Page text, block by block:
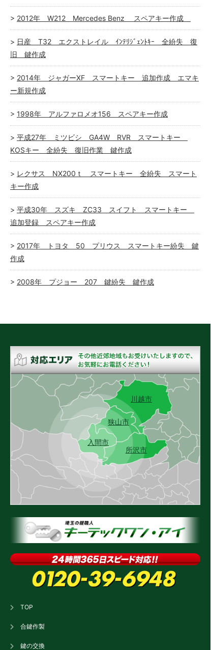
2012年 W212 Mercedes Benz スペアキー作成
日産 T32 エクストレイル ｲﾝﾃﾘｼﾞｪﾝﾄｷｰ 全紛失 復
旧 鍵作成
2014年 ジャガーXF スマートキー 追加作成 エマキ
ー新規作成
1998年 アルファロメオ156 スペアキー作成
平成27年 ミツビシ GA4W RVR スマートキー
KOSキー 全紛失 復旧作業 鍵作成
レクサス NX200ｔ スマートキー 全紛失 スマート
キー作成
平成30年 スズキ ZC33 スイフト スマートキー
追加登録 スペアキー作成
2017年 トヨタ 50 プリウス スマートキー紛失 鍵
作成
2008年 プジョー 207 鍵紛失 鍵作成
入間市
狭山市
所沢市
川越市
TOP
合鍵作製
鍵の交換